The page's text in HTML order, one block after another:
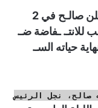
(فبعد سنوات من التعايش القـ. ـلق، أعلن صالـح في 2
الشعب للانتـ. ـفاضة ضـ.
حياته السـ.
صالح، نجل الرئيس